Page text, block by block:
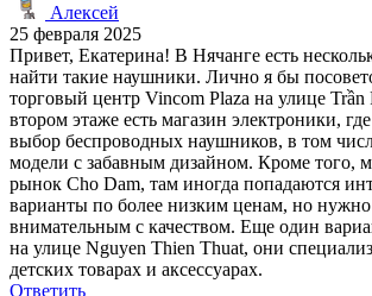
Алексей
25 февраля 2025
Привет, Екатерина! В Нячанге есть
найти такие наушники. Лично я бы
торговый центр Vincom Plaza на улице Trần
втором этаже есть магазин электроники,
выбор беспроводных наушников, в том
модели с забавным дизайном. Кроме того,
рынок Cho Dam, там иногда попадаются
варианты по более низким ценам, но
внимательным с качеством. Еще один
на улице Nguyen Thien Thuat, они
детских товарах и аксессуарах.
Ответить